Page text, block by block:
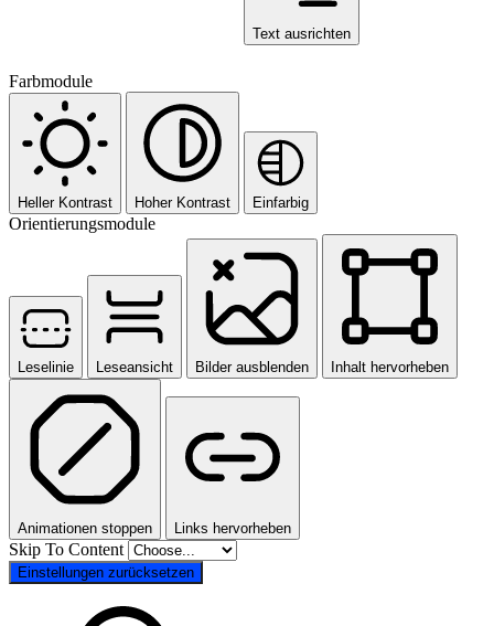
Text ausrichten
Farbmodule
Heller Kontrast Hoher Kontrast Einfarbig
Orientierungsmodule
Leselinie Leseansicht Bilder ausblenden Inhalt hervorheben
Animationen stoppen Links hervorheben
Skip To Content
Einstellungen zurücksetzen